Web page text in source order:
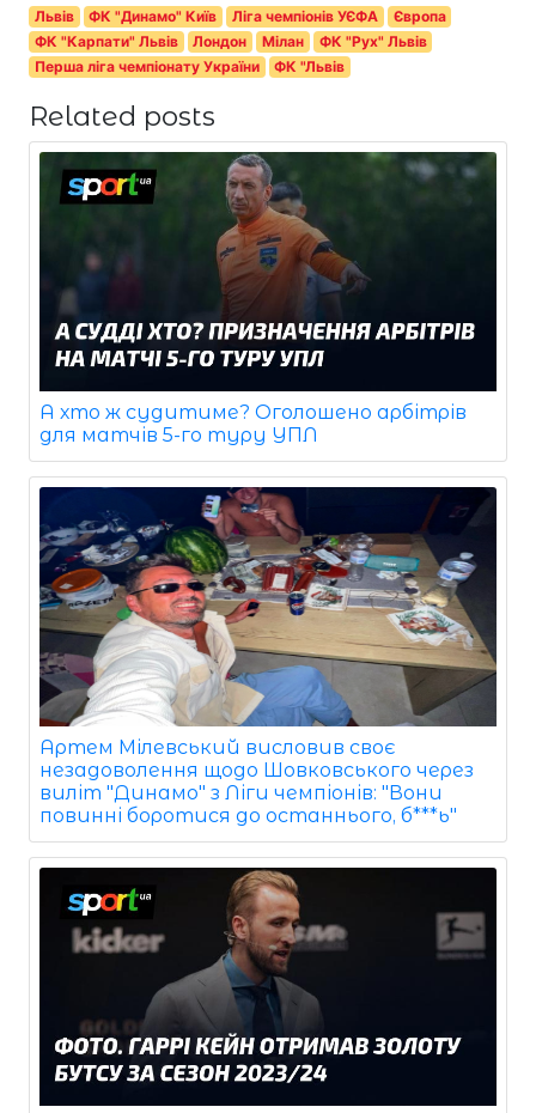
Львів ФК "Динамо" Київ Ліга чемпіонів УЄФА
Європа
ФК "Карпати" Львів
Лондон Мілан
ФК "Рух" Львів
Перша ліга чемпіонату України
ФК "Львів
Related posts
А хто ж судитиме? Оголошено арбітрів
для матчів 5-го туру УПЛ
Артем Мілевський висловив своє
незадоволення щодо Шовковського через
виліт "Динамо" з Ліги чемпіонів: "Вони
повинні боротися до останнього, б***ь"